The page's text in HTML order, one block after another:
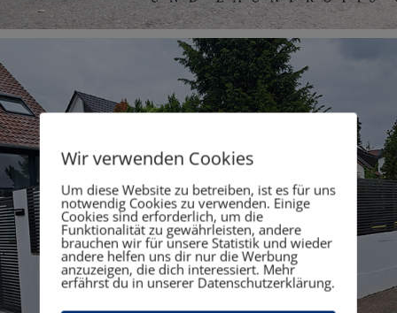
Wir verwenden Cookies
Um diese Website zu betreiben, ist es für uns
notwendig Cookies zu verwenden. Einige
Cookies sind erforderlich, um die
Funktionalität zu gewährleisten, andere
brauchen wir für unsere Statistik und wieder
andere helfen uns dir nur die Werbung
anzuzeigen, die dich interessiert. Mehr
erfährst du in unserer Datenschutzerklärung.